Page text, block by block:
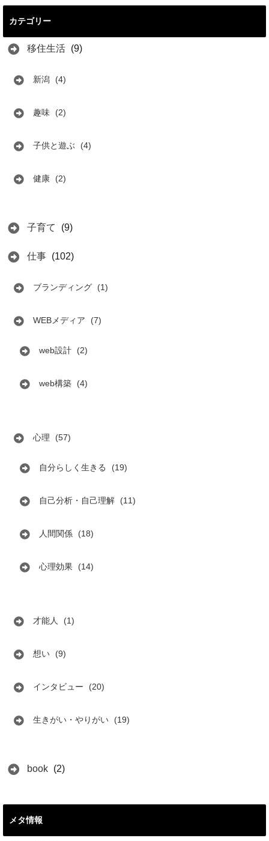
カテゴリー
移住生活 (9)
新潟 (4)
趣味 (2)
子供と遊ぶ (4)
健康 (2)
子育て (9)
仕事 (102)
ブランディング (1)
WEBメディア (7)
web設計 (2)
web構築 (4)
心理 (57)
自分らしく生きる (19)
自己分析・自己理解 (11)
人間関係 (18)
心理効果 (14)
才能人 (1)
想い (9)
インタビュー (20)
生きがい・やりがい (19)
book (2)
メタ情報